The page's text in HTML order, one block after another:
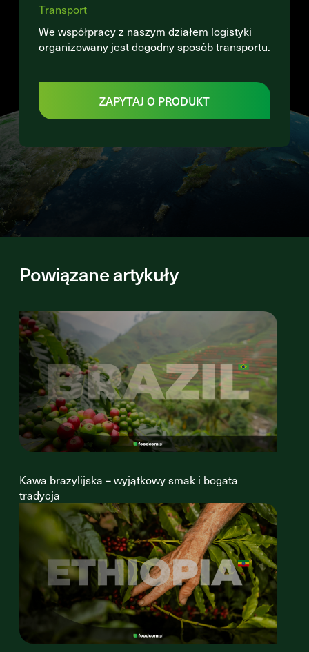
Transport
We współpracy z naszym działem logistyki
organizowany jest dogodny sposób transportu.
ZAPYTAJ O PRODUKT
Powiązane artykuły
Kawa brazylijska – wyjątkowy smak i bogata
tradycja